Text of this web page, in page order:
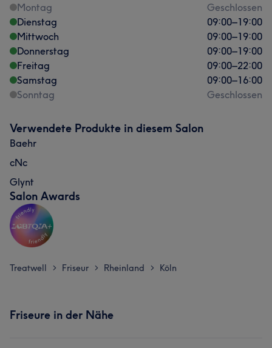
Montag
Geschlossen
Dienstag
09:00–19:00
Mittwoch
09:00–19:00
Donnerstag
09:00–19:00
Freitag
09:00–22:00
Samstag
09:00–16:00
Sonntag
Geschlossen
Verwendete Produkte in diesem Salon
Baehr
cNc
Glynt
Salon Awards
Treatwell > Friseur > Rheinland > Köln
Friseure in der Nähe